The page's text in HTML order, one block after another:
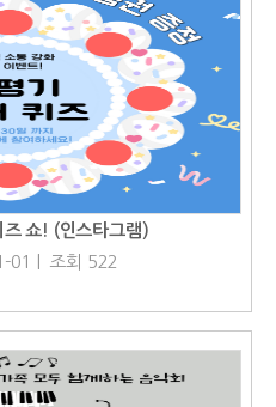
즈 쇼! (인스타그램)
01 | 조회 522